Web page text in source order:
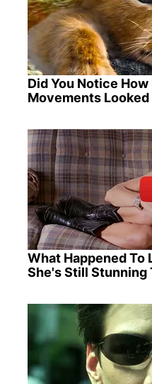
Did You Notice How
Movements
What Happened To
She's Still Stunning